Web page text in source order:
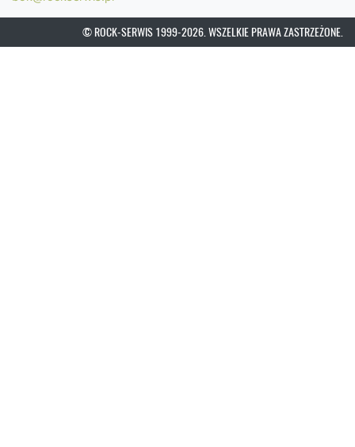
© ROCK-SERWIS 1999-2026. WSZELKIE PRAWA ZASTRZEŻONE.